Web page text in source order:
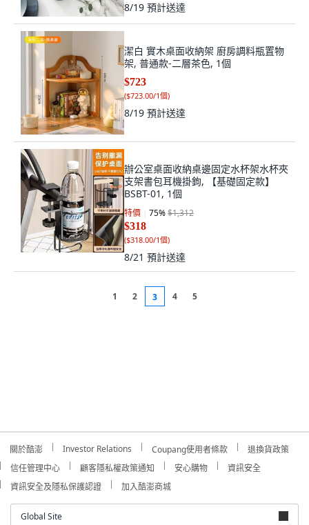
8/19 預計送達
潔白 實木桌面收納架 廚房調料瓶置物
架, 普通款-二層茶色, 1個
$723
($723.00/1個)
8/19 預計送達
辦公室桌面收納桌邊固定水杯架水杯夾
支架書包耳機掛鉤, 【基礎固定款】
BSBT-01, 1個
特價 75%$1,312
$318
($318.00/1個)
8/21 預計送達
1 2 3 4 5
關於酷澎 Investor Relations Coupang使用者條款
退換貨政策
信任管理中心
顧客隱私權政策通知 安心購物
資訊安全
資訊安全及隱私保護認證
加入酷澎商城
Global Site